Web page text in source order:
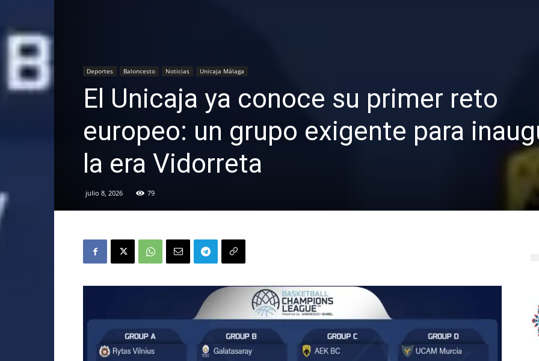
Deportes Baloncesto Noticias Unicaja Málaga
El Unicaja ya conoce su primer reto
europeo: un grupo exigente para
la era Vidorreta
julio 8, 2026 79